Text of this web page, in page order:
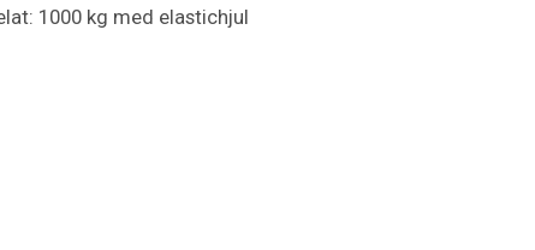
1000 kg med elastichjul